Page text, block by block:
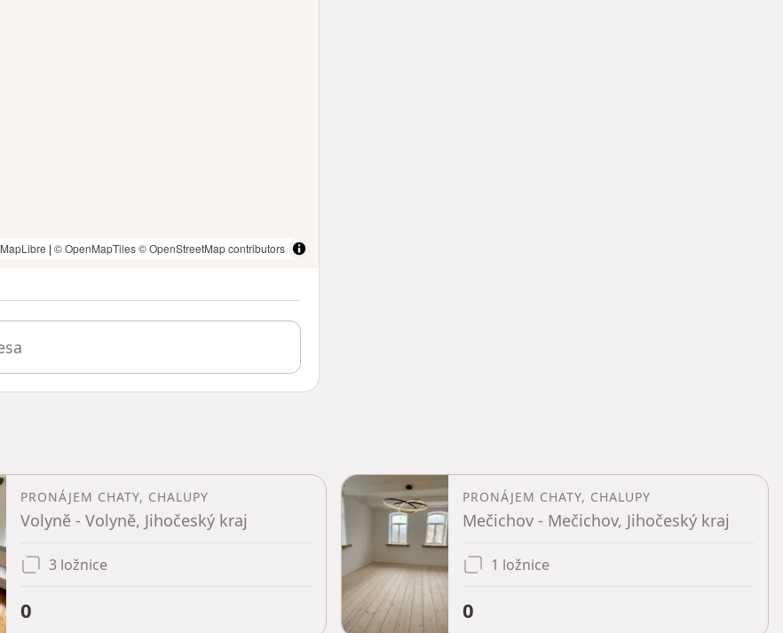
MapLibre | © OpenMapTiles© OpenStreetMap contributors
PRONÁJEM CHATY, CHALUPY
Volyně - Volyně, Jihočeský kraj
3 ložnice
0
PRONÁJEM CHATY, CHALUPY
Mečichov - Mečichov, Jihočeský kraj
1 ložnice
0